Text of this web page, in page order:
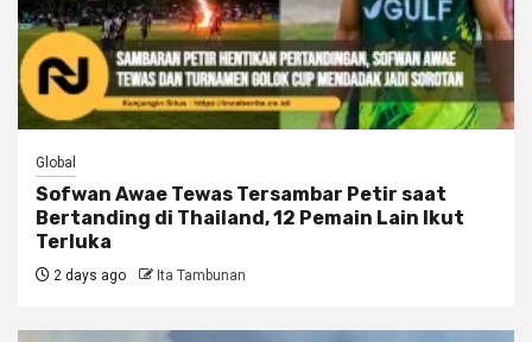
Global
Sofwan Awae Tewas Tersambar Petir saat
Bertanding di Thailand, 12 Pemain Lain Ikut
Terluka
2 days ago Ita Tambunan